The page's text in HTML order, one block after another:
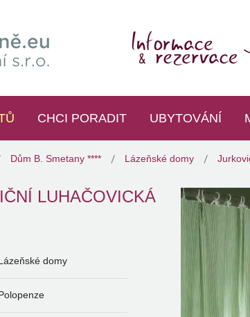
CHCI PORADIT UBYTOVÁNÍ
Dům B. Smetany **** Lázeňské domy
LUHAČOVICKÁ
domy